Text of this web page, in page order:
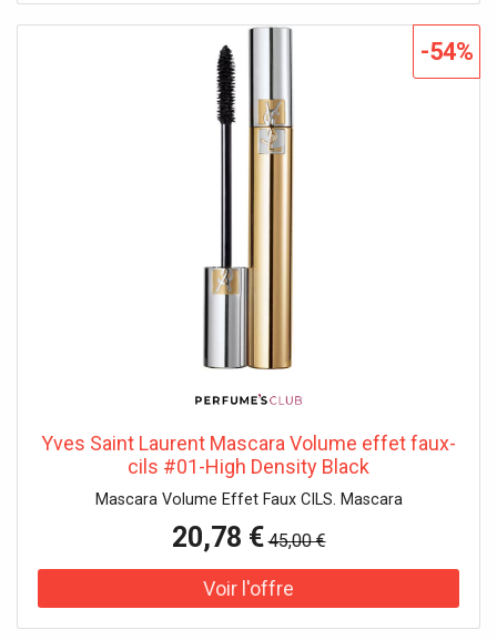
Yves Saint Laurent Mascara Volume effet faux-
cils #01- High Density Black
Mascara Volume Effet Faux CILS. Mascara
20,78 € 45,00 €
-54%